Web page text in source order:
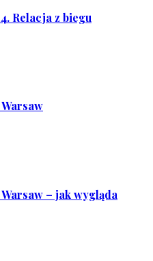
Relacja z biegu
– jak wygląda